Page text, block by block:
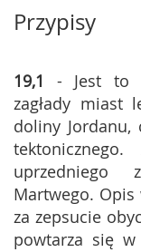
Przypisy
19,1
- Jest to
zagłady miast
doliny Jordanu,
uprzedniego
Martwego. Opis
za zepsucie
powtarza się